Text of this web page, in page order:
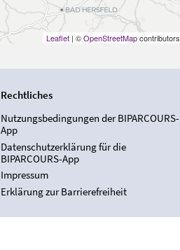
Leaflet| ©OpenStreetMapcontributors
Rechtliches
Nutzungsbedingungen der BIPARCOURS-
App
Datenschutzerklärung für die
BIPARCOURS-App
Impressum
Erklärung zur Barrierefreiheit